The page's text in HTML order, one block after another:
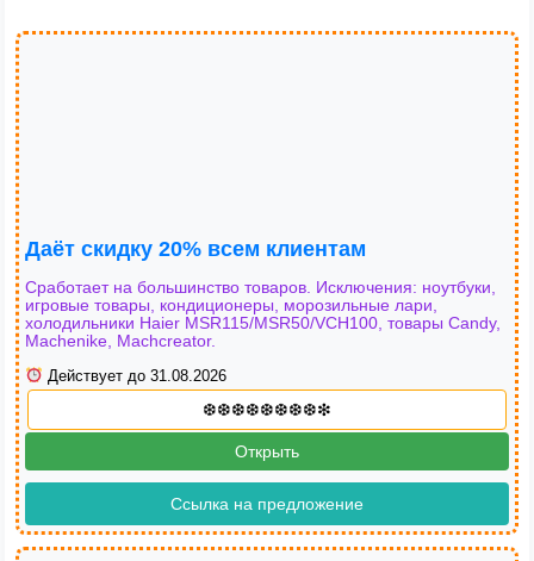
Даёт скидку 20% всем клиентам
Сработает на большинство товаров. Исключения: ноутбуки,
игровые товары, кондиционеры, морозильные лари,
холодильники Haier MSR115/MSR50/VCH100, товары Candy,
Machenike, Machcreator.
Действует до 31.08.2026
Открыть
Ссылка на предложение